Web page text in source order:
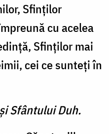
Sfinţilor
cu acelea
Sfinţilor mai
cei ce sunteţi în
Sfântului Duh.